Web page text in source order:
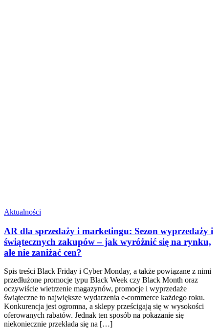
Aktualności
AR dla sprzedaży i marketingu: Sezon wyprzedaży i
świątecznych zakupów – jak wyróżnić się na rynku,
ale nie zaniżać cen?
Spis treści Black Friday i Cyber Monday, a także powiązane z nimi
przedłużone promocje typu Black Week czy Black Month oraz
oczywiście wietrzenie magazynów, promocje i wyprzedaże
świąteczne to największe wydarzenia e-commerce każdego roku.
Konkurencja jest ogromna, a sklepy prześcigają się w wysokości
oferowanych rabatów. Jednak ten sposób na pokazanie się
niekoniecznie przekłada się na […]